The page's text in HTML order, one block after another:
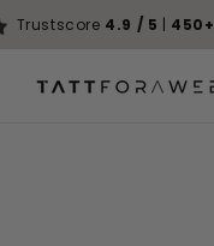
Trustscore 4.9 / 5 | 450+